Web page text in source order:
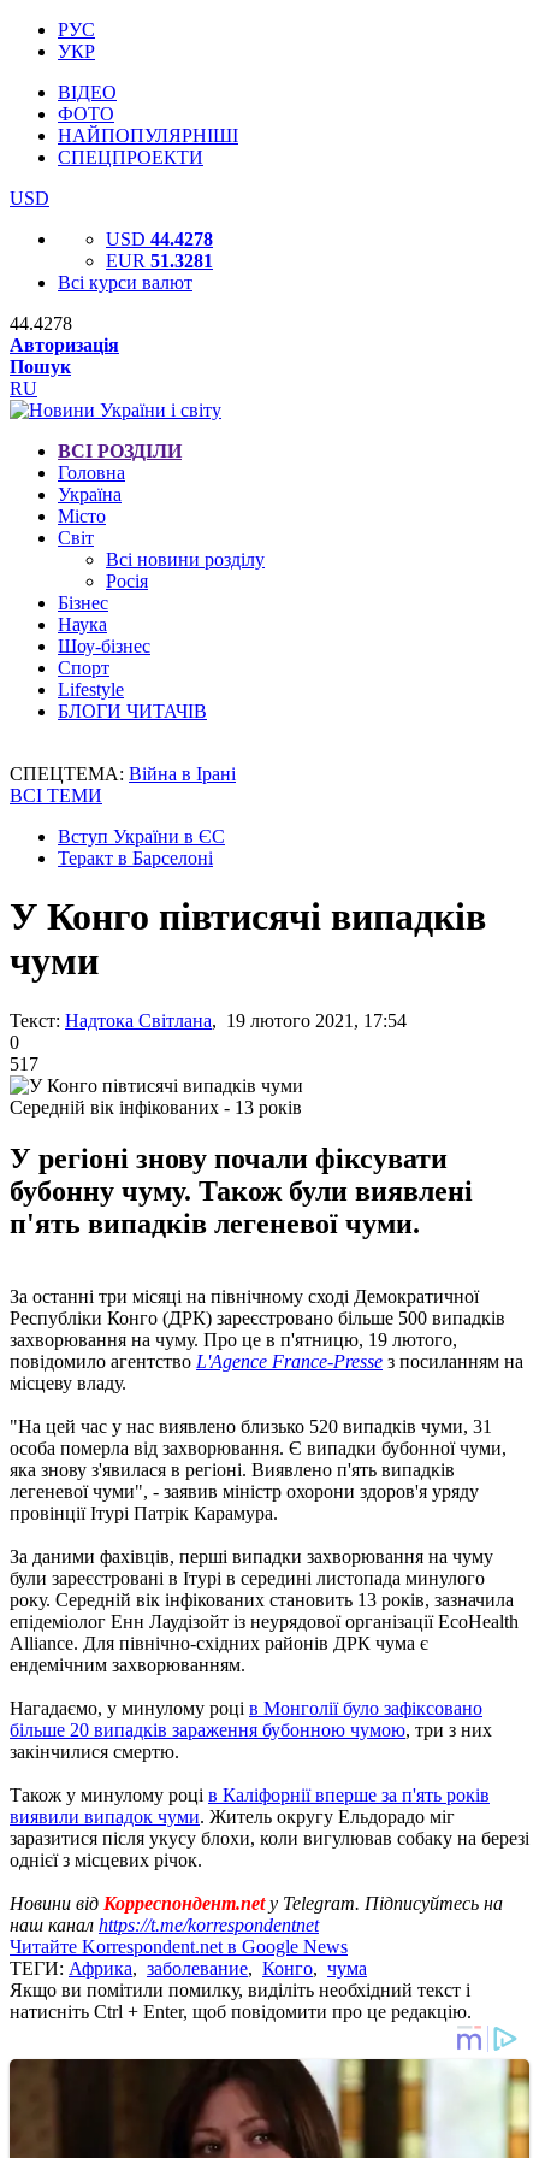
РУС
УКР
ВІДЕО
ФОТО
НАЙПОПУЛЯРНІШІ
СПЕЦПРОЕКТИ
USD
USD 44.4278
EUR 51.3281
Всі курси валют
44.4278
Авторизація
Пошук
RU
ВСІ РОЗДІЛИ
Головна
Україна
Місто
Світ
Всі новини розділу
Росія
Бізнес
Наука
Шоу-бізнес
Спорт
Lifestyle
БЛОГИ ЧИТАЧІВ
СПЕЦТЕМА: Війна в Ірані
ВСІ ТЕМИ
Вступ України в ЄС
Теракт в Барселоні
У Конго півтисячі випадків
чуми
Текст: Надтока Світлана, 19 лютого 2021, 17:54
0
517
Середній вік інфікованих - 13 років
У регіоні знову почали фіксувати
бубонну чуму. Також були виявлені
п'ять випадків легеневої чуми.
За останні три місяці на північному сході Демократичної
Республіки Конго (ДРК) зареєстровано більше 500 випадків
захворювання на чуму. Про це в п'ятницю, 19 лютого,
повідомило агентство L'Agence France-Presse з посиланням на
місцеву владу.
"На цей час у нас виявлено близько 520 випадків чуми, 31
особа померла від захворювання. Є випадки бубонної чуми,
яка знову з'явилася в регіоні. Виявлено п'ять випадків
легеневої чуми", - заявив міністр охорони здоров'я уряду
провінції Ітурі Патрік Карамура.
За даними фахівців, перші випадки захворювання на чуму
були зареєстровані в Ітурі в середині листопада минулого
року. Середній вік інфікованих становить 13 років, зазначила
епідеміолог Енн Лаудізойт із неурядової організації EcoHealth
Alliance. Для північно-східних районів ДРК чума є
ендемічним захворюванням.
Нагадаємо, у минулому році в Монголії було зафіксовано
більше 20 випадків зараження бубонною чумою, три з них
закінчилися смертю.
Також у минулому році в Каліфорнії вперше за п'ять років
виявили випадок чуми. Житель округу Ельдорадо міг
заразитися після укусу блохи, коли вигулював собаку на березі
однієї з місцевих річок.
Новини від Корреспондент.netу Telegram. Підписуйтесь на
наш канал https://t.me/korrespondentnet
Читайте Korrespondent.net в Google News
ТЕГИ: Африка, заболевание, Конго, чума
Якщо ви помітили помилку, виділіть необхідний текст і
натисніть Ctrl + Enter, щоб повідомити про це редакцію.